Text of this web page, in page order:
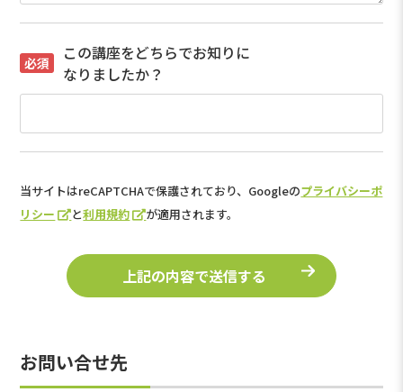
この講座をどちらでお知りに
なりましたか？
当サイトはreCAPTCHAで保護されており、Googleのプライバシーポ
リシー
と利用規約 が適用されます。
お問い合せ先